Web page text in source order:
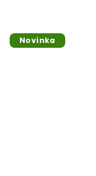
Novinka